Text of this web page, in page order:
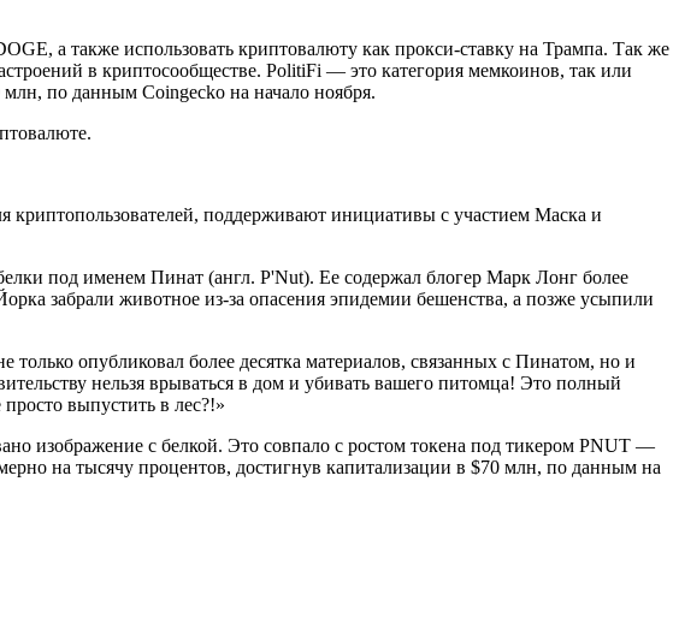
а также использовать криптовалюту как прокси-ставку на Трампа. Так же
в криптосообществе. PolitiFi — это категория мемкоинов, так или
млн, по данным Coingecko на начало ноября.
криптопользователей, поддерживают инициативы с участием Маска и
под именем Пинат (англ. P'Nut). Ее содержал блогер Марк Лонг более
забрали животное из-за опасения эпидемии бешенства, а позже усыпили
опубликовал более десятка материалов, связанных с Пинатом, но и
нельзя врываться в дом и убивать вашего питомца! Это полный
выпустить в лес?!»
изображение с белкой. Это совпало с ростом токена под тикером PNUT —
на тысячу процентов, достигнув капитализации в $70 млн, по данным на